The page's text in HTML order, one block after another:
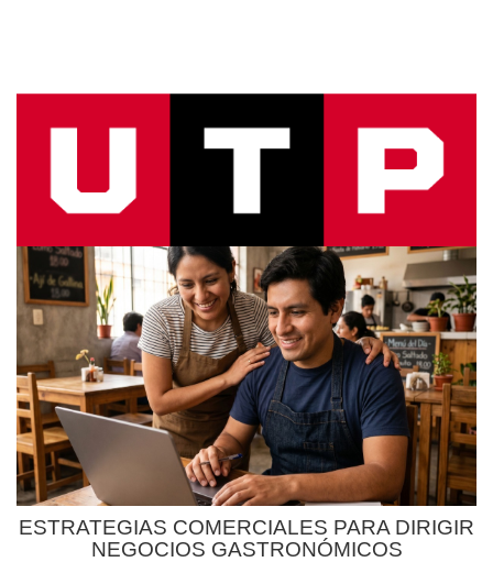
ESTRATEGIAS COMERCIALES PARA DIRIGIR
NEGOCIOS GASTRONÓMICOS